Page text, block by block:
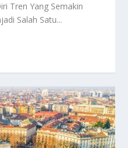
Tren Yang Semakin
Salah Satu...